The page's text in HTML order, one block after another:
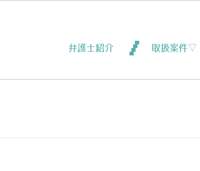
弁護士紹介 取扱案件▽